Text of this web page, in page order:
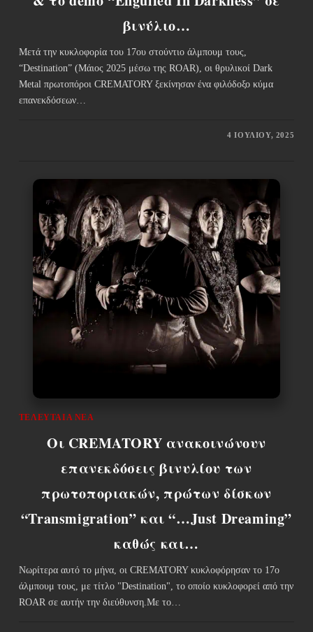
βινύλιο…
Μετά την κυκλοφορία του 17ου στούντιο άλμπουμ τους,
“Destination” (Μάιος 2025 μέσω της ROAR), οι θρυλικοί Dark
Metal πρωτοπόροι CREMATORY ξεκίνησαν ένα φιλόδοξο κύμα
επανεκδόσεων…
4 ΙΟΥΛΊΟΥ, 2025
ΤΕΛΕΥΤΑΊΑ ΝΈΑ
Οι CREMATORY ανακοινώνουν
επανεκδόσεις βινυλίου των
πρωτοποριακών, πρώτων δίσκων
“Transmigration” και “…Just Dreaming”
καθώς και…
Νωρίτερα αυτό το μήνα, οι CREMATORY κυκλοφόρησαν το 17ο
άλμπουμ τους, με τίτλο "Destination", το οποίο κυκλοφορεί από την
ROAR σε αυτήν την διεύθυνση.Με το…